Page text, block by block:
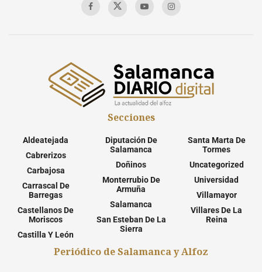
Secciones
Aldeatejada
Cabrerizos
Carbajosa
Carrascal De
Barregas
Castellanos De
Moriscos
Castilla Y León
Diputación De
Salamanca
Doñinos
Monterrubio De
Armuña
Salamanca
San Esteban De La
Sierra
Santa Marta De
Tormes
Uncategorized
Universidad
Villamayor
Villares De La
Reina
Periódico de Salamanca y Alfoz